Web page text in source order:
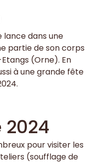
lance dans une
partie de son corps
(Orne). En
à une grande fête
2024
pour visiter les
(soufflage de